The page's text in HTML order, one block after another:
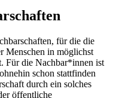
für die die
Menschen in möglichst
Für die Nachbar*innen ist
schon stattfinden
durch ein solches
öffentliche